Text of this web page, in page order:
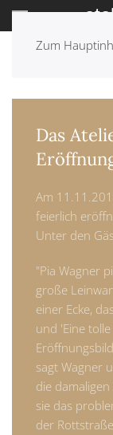
Zum
Das
Am
feierlich
Unter den
"Pia Wagner
große
einer Ecke,
und 'Eine
sagt Wagner
die
sie das
der